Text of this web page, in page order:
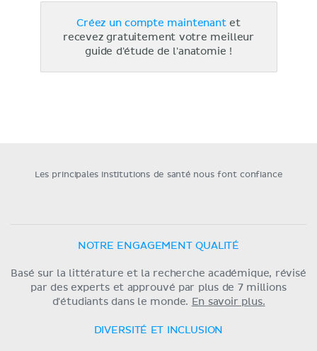
Créez un compte maintenantet
recevez gratuitement votre meilleur
guide d'étude de l'anatomie !
Les principales institutions de santé nous font confiance
NOTRE ENGAGEMENT QUALITÉ
Basé sur la littérature et la recherche académique, révisé
par des experts et approuvé par plus de 7 millions
d'étudiants dans le monde. En savoir plus.
DIVERSITÉ ET INCLUSION